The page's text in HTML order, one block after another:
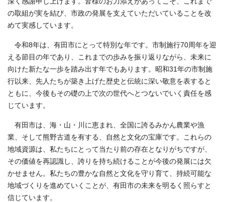
の取組が実を結び、市政の発展を支えていただいていることを改
めて実感しています。
令和8年は、有田市にとって特別な年です。市制施行70周年を迎
える節目の年であり、これまでの歩みを振り返りながら、未来に
向けた新たな一歩を踏み出す年でもあります。昭和31年の市制施
行以来、先人たちが築き上げた歴史と伝統に深い敬意を表すると
ともに、今後もその礎の上で次の世代へとつないでいく責任を感
じています。
有田市は、海・山・川に恵まれ、全国に誇るみかん農業や漁
業、そして熊野古道を有する、自然と文化の宝庫です。これらの
地域資源は、私たちにとって当たり前の存在となりがちですが、
その価値を再認識し、誇りを持ち続けることが今後の発展には欠
かせません。私たちの豊かな自然と文化を守り育て、持続可能な
地域づくりを進めていくことが、有田市の未来を明るく照らすと
信じています。